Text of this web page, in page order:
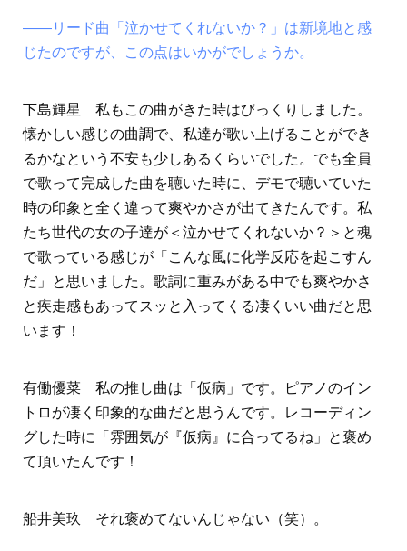
――リード曲「泣かせてくれないか？」は新境地と感
じたのですが、この点はいかがでしょうか。
下島輝星 私もこの曲がきた時はびっくりしました。
懐かしい感じの曲調で、私達が歌い上げることができ
るかなという不安も少しあるくらいでした。でも全員
で歌って完成した曲を聴いた時に、デモで聴いていた
時の印象と全く違って爽やかさが出てきたんです。私
たち世代の女の子達が＜泣かせてくれないか？＞と魂
で歌っている感じが「こんな風に化学反応を起こすん
だ」と思いました。歌詞に重みがある中でも爽やかさ
と疾走感もあってスッと入ってくる凄くいい曲だと思
います！
有働優菜 私の推し曲は「仮病」です。ピアノのイン
トロが凄く印象的な曲だと思うんです。レコーディン
グした時に「雰囲気が『仮病』に合ってるね」と褒め
て頂いたんです！
船井美玖 それ褒めてないんじゃない（笑）。